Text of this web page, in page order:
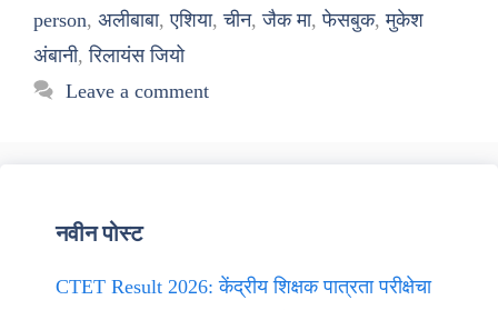
person, अलीबाबा,एशिया,चीन,जैक मा,फेसबुक,मुकेश
अंबानी,रिलायंस जियो
Leave a comment
नवीन पोस्ट
CTET Result 2026: केंद्रीय शिक्षक पात्रता परीक्षेचा